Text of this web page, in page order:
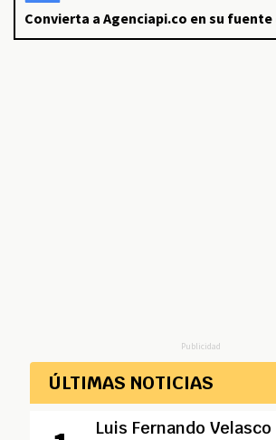
Convierta a Agenciapi.co en su
Publicidad
ÚLTIMAS NOTICIAS
Luis Fernando